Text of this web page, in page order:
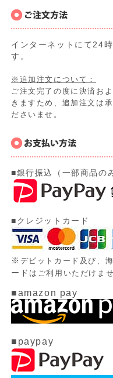
インターネットにて24
す。
※追加注文について：
ご注文完了の度に決済お
きますため、追加注文は
ださいませ。
■銀行振込（一部商品の
■クレジットカード
※ デビットカード及び、
ード はご利用いただけませ
■amazon pay
■paypay